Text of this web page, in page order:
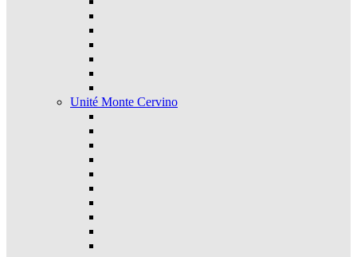
Unité Monte Cervino